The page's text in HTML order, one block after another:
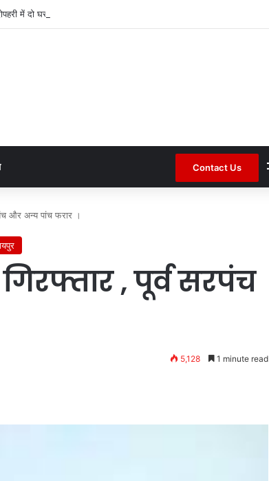
में दो घरों के तोड़े ताले लाखों की नगदी ले भागे ।
Contact Us
और अन्य पांच फरार ।
, पूर्व सरपंच
5,128 1 minute read